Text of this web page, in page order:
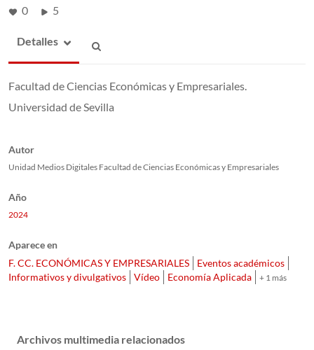
0 5
Detalles
Facultad de Ciencias Económicas y Empresariales.
Universidad de Sevilla
Autor
Unidad Medios Digitales Facultad de Ciencias Económicas y Empresariales
Año
2024
Aparece en
F. CC. ECONÓMICAS Y EMPRESARIALES
Eventos académicos
Informativos y divulgativos
Vídeo Economía Aplicada + 1 más
Archivos multimedia relacionados